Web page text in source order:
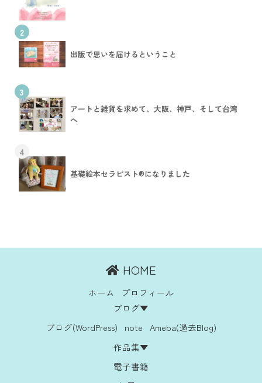
2
出版で思いを届けるということ
3
アートと雑貨を求めて、大阪、神戸、そして台湾
へ
4
基礎絵本セラピスト®︎になりました
HOME
ホーム
プロフィール
ブログ▼
ブログ(WordPress)
note
Ameba(過去Blog)
作品集▼
電子書籍